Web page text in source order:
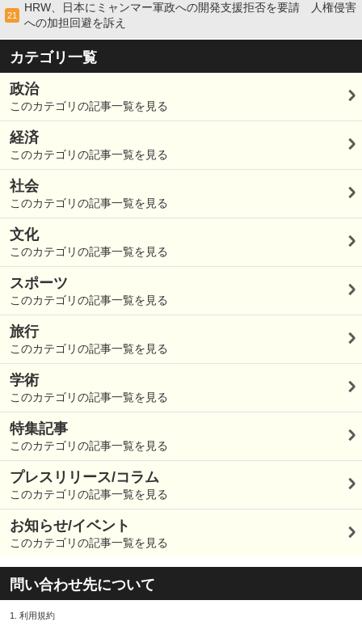
21
HRW、日本にミャンマー軍政への開発支援拒否を要請 人権侵害
への加担回避を訴え
カテゴリ一覧
政治
このカテゴリの記事一覧を見る
経済
このカテゴリの記事一覧を見る
社会
このカテゴリの記事一覧を見る
文化
このカテゴリの記事一覧を見る
スポーツ
このカテゴリの記事一覧を見る
旅行
このカテゴリの記事一覧を見る
学術
このカテゴリの記事一覧を見る
特集記事
このカテゴリの記事一覧を見る
プレスリリース/コラム
このカテゴリの記事一覧を見る
お知らせ/イベント
このカテゴリの記事一覧を見る
問い合わせ先について
1. 利用規約